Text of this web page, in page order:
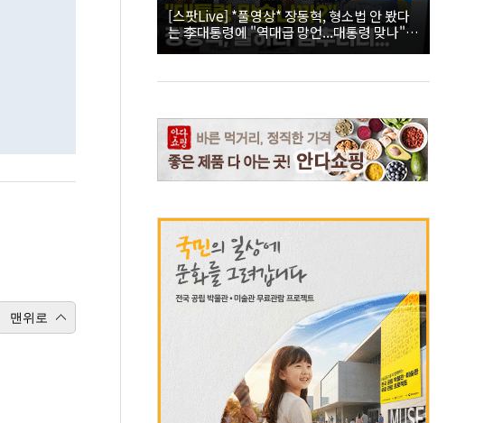
맨위로
[스팟Live] *풀영상* 장동혁, 형소법 안 봤다
는 李대통령에 "역대급 망언...대통령 맞나"｜
26.08.06 국민의힘 최고위원회의